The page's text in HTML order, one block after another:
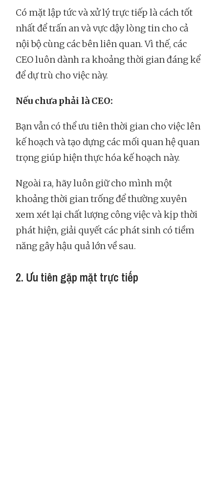
Có mặt lập tức và xử lý trực tiếp là cách tốt
nhất để trấn an và vực dậy lòng tin cho cả
nội bộ cùng các bên liên quan. Vì thế, các
CEO luôn dành ra khoảng thời gian đáng kể
để dự trù cho việc này.
Nếu chưa phải là CEO:
Bạn vẫn có thể ưu tiên thời gian cho việc lên
kế hoạch và tạo dựng các mối quan hệ quan
trọng giúp hiện thực hóa kế hoạch này.
Ngoài ra, hãy luôn giữ cho mình một
khoảng thời gian trống để thường xuyên
xem xét lại chất lượng công việc và kịp thời
phát hiện, giải quyết các phát sinh có tiềm
năng gây hậu quả lớn về sau.
2. Ưu tiên gặp mặt trực tiếp